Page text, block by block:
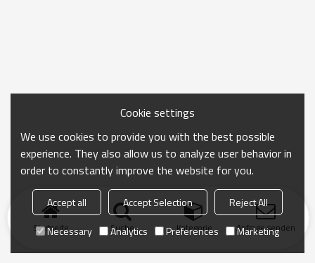
Startseite Suche Kategorie Anfrage senden
Cookie settings
We use cookies to provide you with the best possible
experience. They also allow us to analyze user behavior in
order to constantly improve the website for you.
Accept all Accept Selection
Reject All
Necessary
Analytics Preferences Marketing